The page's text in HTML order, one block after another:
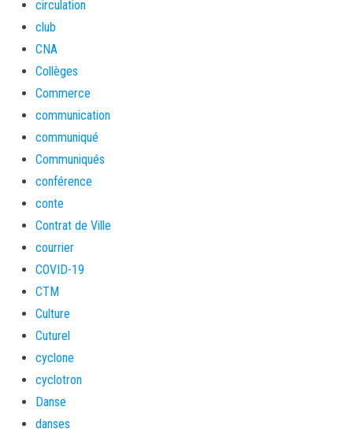
circulation
club
CNA
Collèges
Commerce
communication
communiqué
Communiqués
conférence
conte
Contrat de Ville
courrier
COVID-19
CTM
Culture
Cuturel
cyclone
cyclotron
Danse
danses